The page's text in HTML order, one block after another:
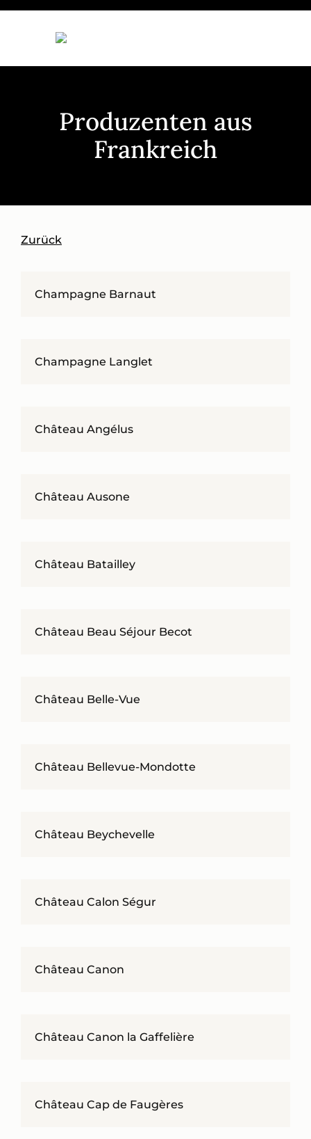
Zum
Produzenten aus
Frankreich
Zurück
Champagne Barnaut
Champagne Langlet
Château Angélus
Château Ausone
Château Batailley
Château Beau Séjour Becot
Château Belle-Vue
Château Bellevue-Mondotte
Château Beychevelle
Château Calon Ségur
Château Canon
Château Canon la Gaffelière
Château Cap de Faugères